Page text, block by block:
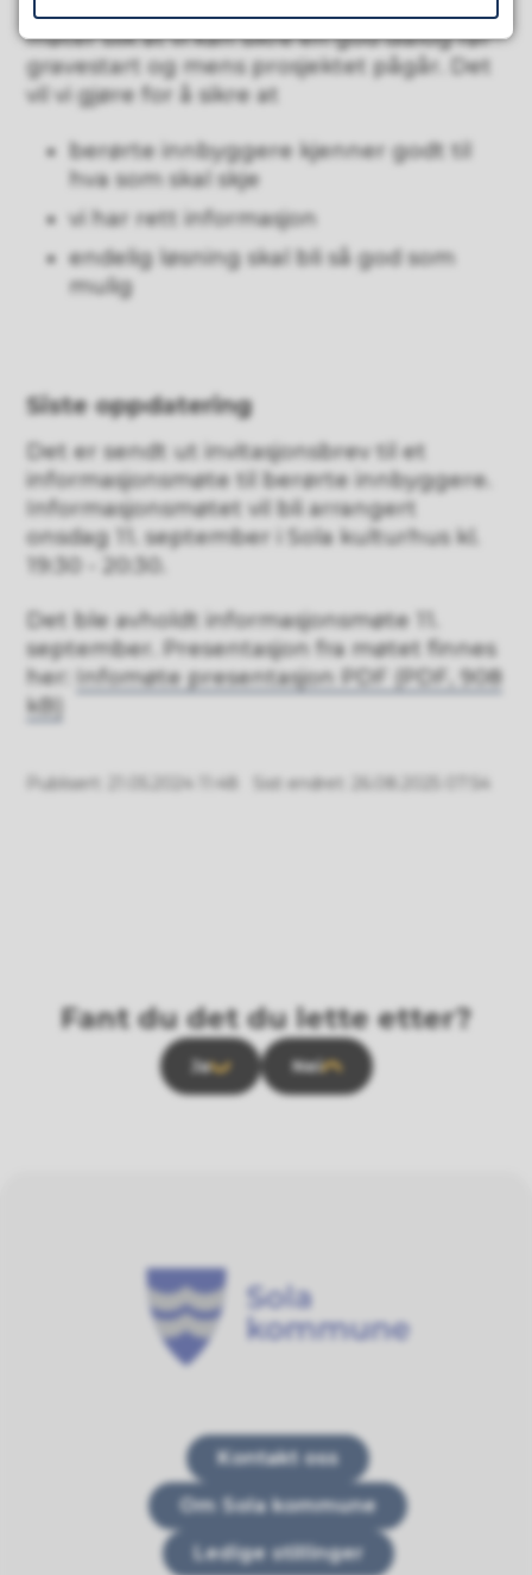
som blir berørt av prosjektet og avholde
møter slik at vi kan sikre en god dialog før
gravestart og mens prosjektet pågår. Det
vil vi gjøre for å sikre at
berørte innbyggere kjenner godt til
hva som skal skje
vi har rett informasjon
endelig løsning skal bli så god som
mulig
Siste oppdatering
Det er sendt ut invitasjonsbrev til et
informasjonsmøte til berørte innbyggere.
Informasjonsmøtet vil bli arrangert
onsdag 11. september i Sola kulturhus kl.
19:30 - 20:30.
Det ble avholdt informasjonsmøte 11.
september. Presentasjon fra møtet finnes
her:
Infomøte presentasjon PDF
(PDF, 908
kB)
Publisert 21.05.2024 11:48 Sist endret 26.08.2025 07:54
Fant du det du lette etter?
Ja Nei
Kontakt oss
Om Sola kommune
Ledige stillinger